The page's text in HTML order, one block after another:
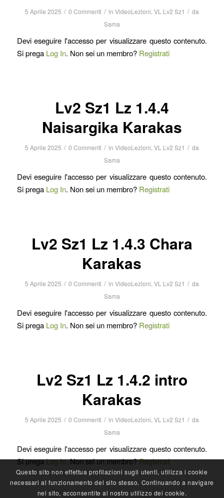
5 Aprile 2025 / 0 Commenti / in VideoLezioni, VL Lv2 Sz1 / da
Sama
Devi eseguire l'accesso per visualizzare questo contenuto.
Si prega Log In. Non sei un membro? Registrati
Lv2 Sz1 Lz 1.4.4
Naisargika Karakas
5 Aprile 2025 / 0 Commenti / in VideoLezioni, VL Lv2 Sz1 / da
Sama
Devi eseguire l'accesso per visualizzare questo contenuto.
Si prega Log In. Non sei un membro? Registrati
Lv2 Sz1 Lz 1.4.3 Chara
Karakas
5 Aprile 2025 / 0 Commenti / in VideoLezioni, VL Lv2 Sz1 / da
Sama
Devi eseguire l'accesso per visualizzare questo contenuto.
Si prega Log In. Non sei un membro? Registrati
Lv2 Sz1 Lz 1.4.2 intro
Karakas
5 Aprile 2025 / 0 Commenti / in VideoLezioni, VL Lv2 Sz1 / da
Sama
Devi eseguire l'accesso per visualizzare questo contenuto.
Si pregaLog In. Non sei un membro?Registrati
Questo sito non effettua profilazioni sugli utenti, utilizza i cookie
necessari al funzionamento del sito stesso. Continuando a navigare
nel sito, acconsentite al nostro utilizzo dei cookie.